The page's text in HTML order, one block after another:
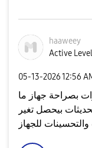
haaweey
Active
‎05-13-202612:56
بصراحة جهاز ما
بيحصل تغير
للجهاز